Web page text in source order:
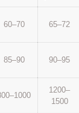
60–70 65–72
85–90 90–95
1200–
1500